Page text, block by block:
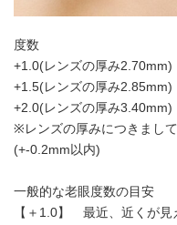
度数
+1.0(レンズの厚み2.70mm)
+1.5(レンズの厚み2.85mm)
+2.0(レンズの厚み3.40mm)
※レンズの厚みにつきまし
(+-0.2mm以内)
一般的な老眼度数の目安
【＋1.0】 最近、近くが見